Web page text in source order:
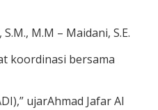
M.M – Maidani, S.E.
koordinasi bersama
ujarAhmad Jafar Al